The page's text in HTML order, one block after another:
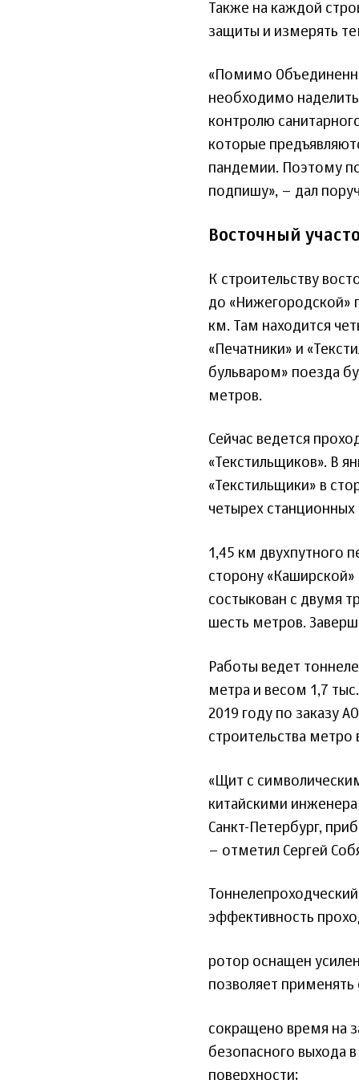
Также на каждой
защиты и измерять
«Помимо
необходимо
контролю
которые
пандемии. Поэтому
подпишу», – дал
Восточный
К строительству
до «Нижегородской»
км. Там находится
«Печатники» и
бульваром» поезда
метров.
Сейчас ведется
«Текстильщиков». В
«Текстильщики» в
четырех
1,45 км двухпутного
сторону
состыкован с двумя
шесть метров.
Работы ведет
метра и весом 1,7
2019 году по заказу
строительства метро
«Щит с
китайскими
Санкт-Петербург,
– отметил Сергей
эффективность
ротор оснащен
позволяет применять
сокращено время на
безопасного выхода
поверхности;